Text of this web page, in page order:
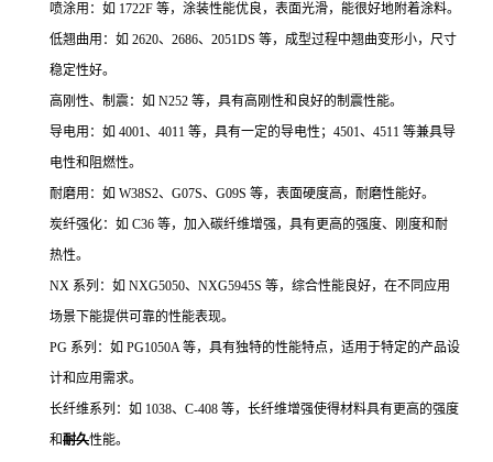
喷涂用：如 1722F 等，涂装性能优良，表面光滑，能很好地附着涂料。
低翘曲用：如 2620、2686、2051DS 等，成型过程中翘曲变形小，尺寸
稳定性好。
高刚性、制震：如 N252 等，具有高刚性和良好的制震性能。
导电用：如 4001、4011 等，具有一定的导电性；4501、4511 等兼具导
电性和阻燃性。
耐磨用：如 W38S2、G07S、G09S 等，表面硬度高，耐磨性能好。
炭纤强化：如 C36 等，加入碳纤维增强，具有更高的强度、刚度和耐
热性。
NX 系列：如 NXG5050、NXG5945S 等，综合性能良好，在不同应用
场景下能提供可靠的性能表现。
PG 系列：如 PG1050A 等，具有独特的性能特点，适用于特定的产品设
计和应用需求。
长纤维系列：如 1038、C-408 等，长纤维增强使得材料具有更高的强度
和耐久性能。